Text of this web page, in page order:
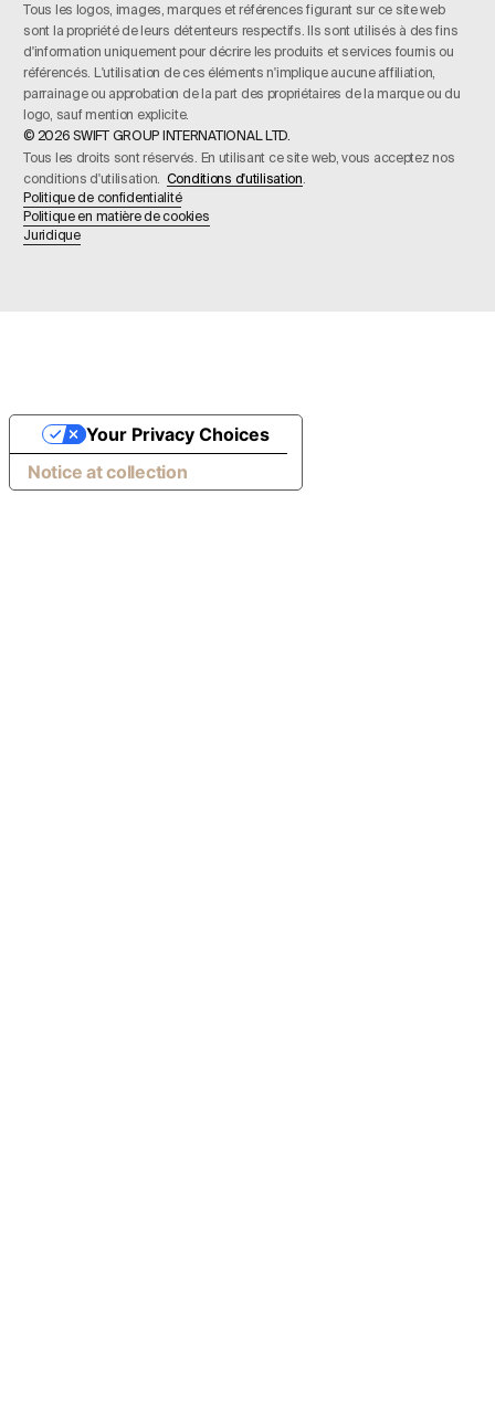
Tous les logos, images, marques et références figurant sur ce site web
sont la propriété de leurs détenteurs respectifs. Ils sont utilisés à des fins
d'information uniquement pour décrire les produits et services fournis ou
référencés. L'utilisation de ces éléments n'implique aucune affiliation,
parrainage ou approbation de la part des propriétaires de la marque ou du
logo, sauf mention explicite.
© 2026 SWIFT GROUP INTERNATIONAL LTD.
Tous les droits sont réservés. En utilisant ce site web, vous acceptez nos
conditions d'utilisation. Conditions d'utilisation
Politique de confidentialité
Politique en matière de cookies
Juridique
Notice at collection
Your Privacy Choices